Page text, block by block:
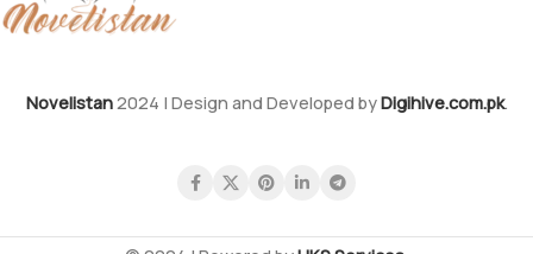
Novelistan2024 | Design and Developed byDigihive.com.pk.